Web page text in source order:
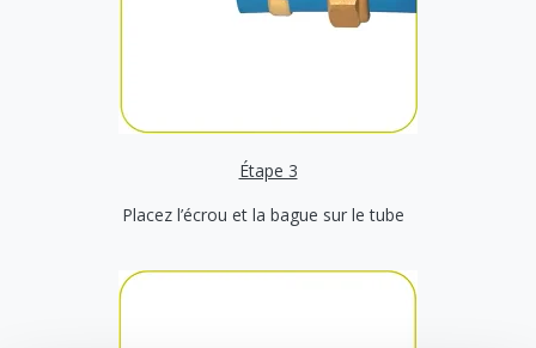
Étape 3
Placez l’écrou et la bague sur le tube